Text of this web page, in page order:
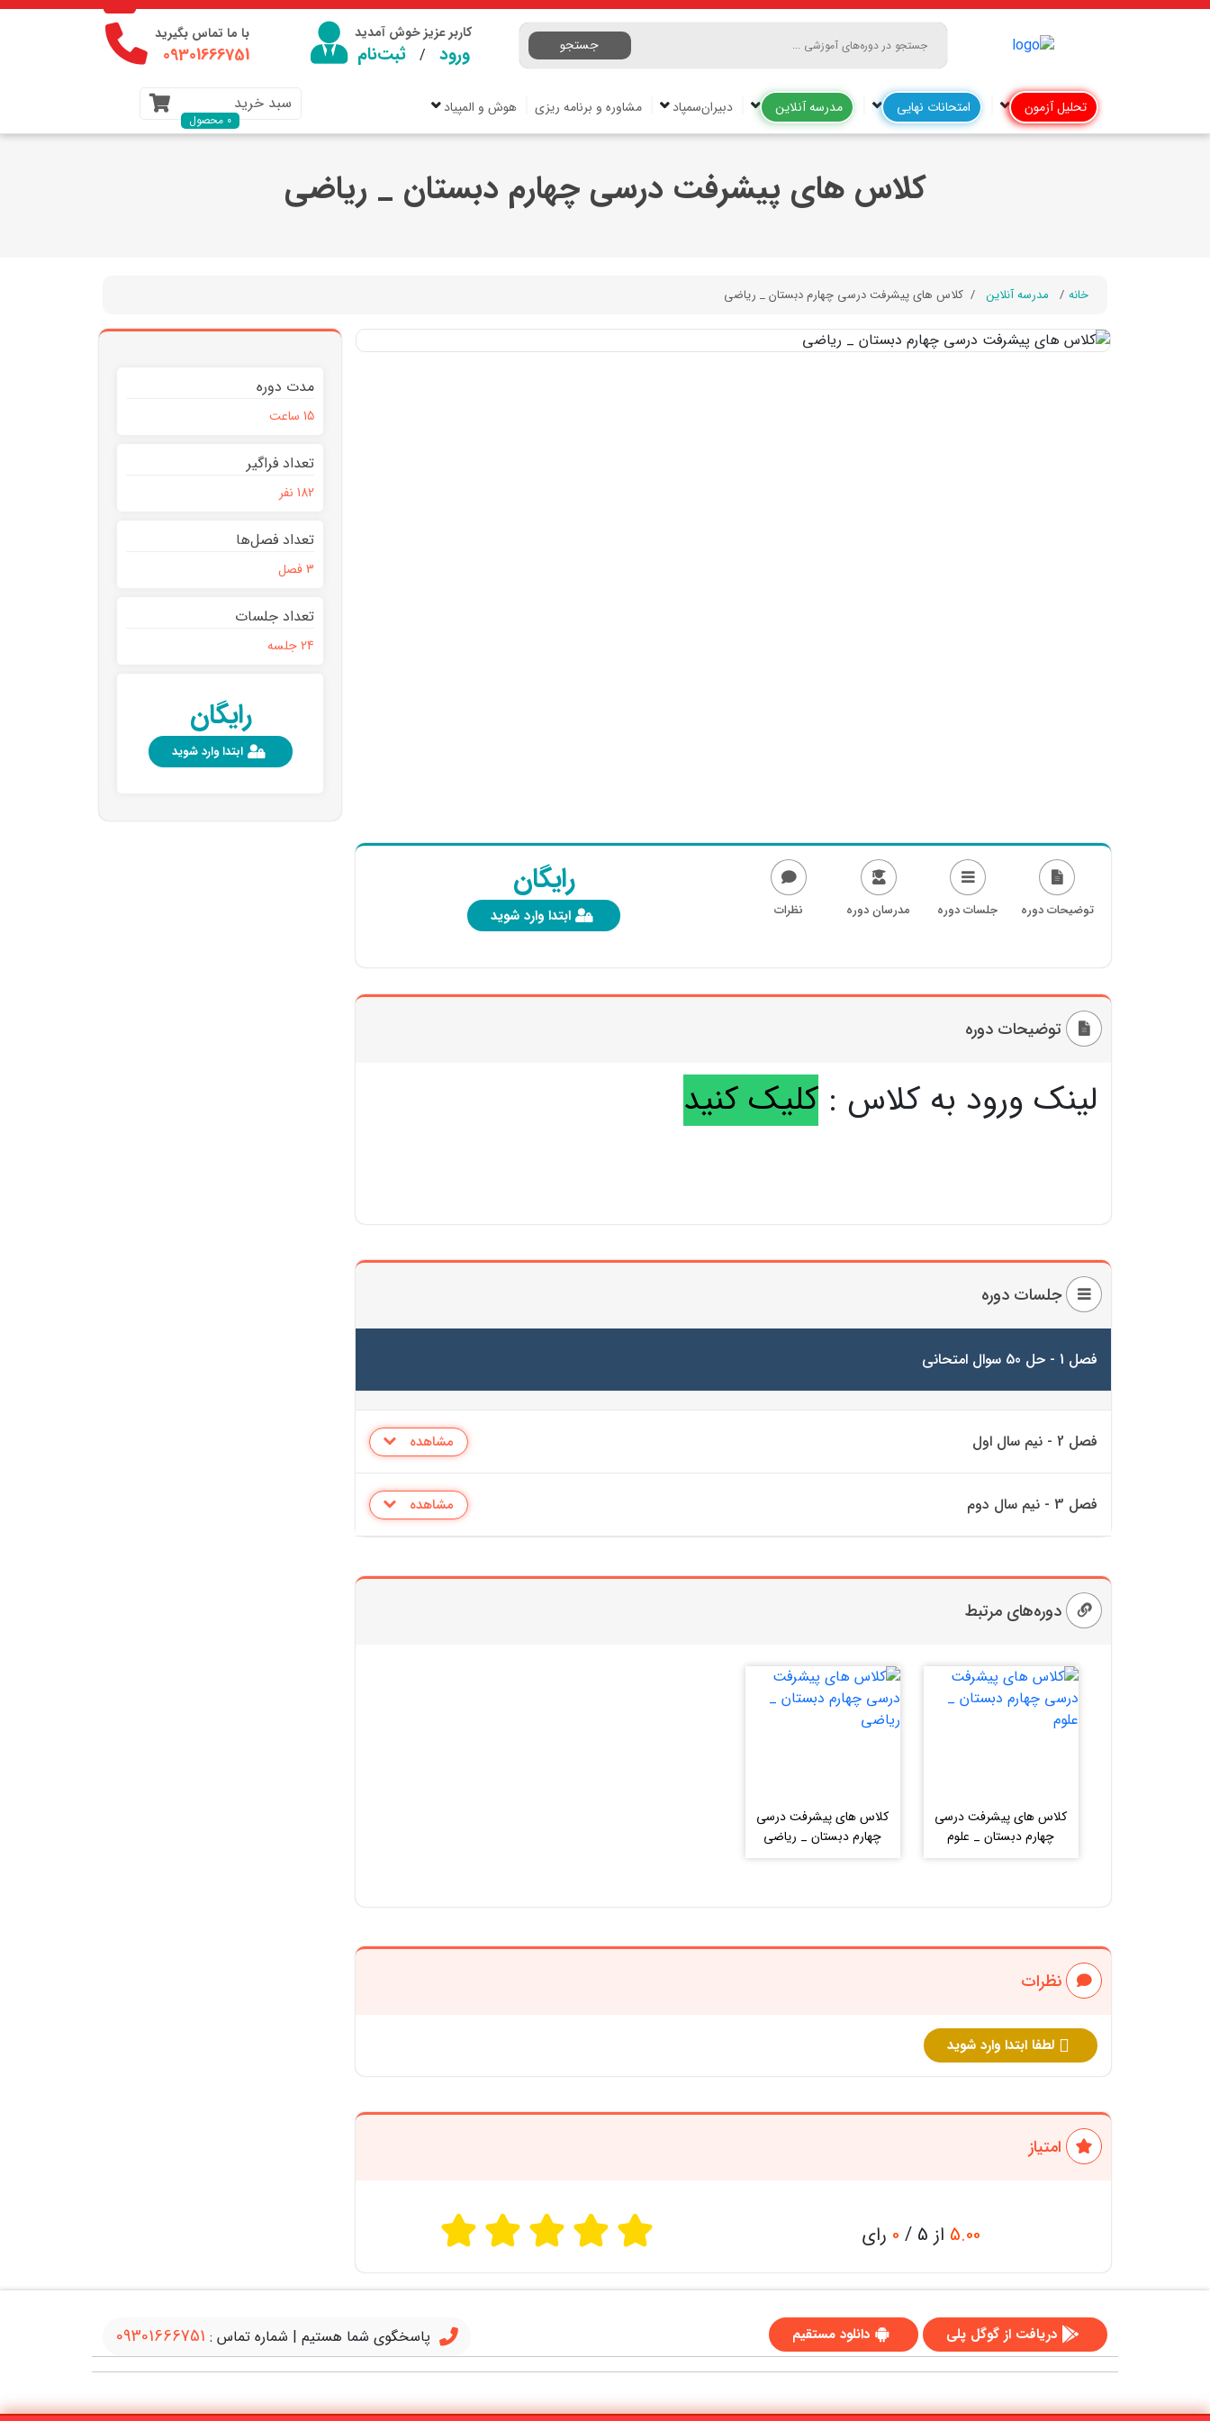
جستجو
کاربر عزیز خوش آمدید
ورود /ثبت‌نام
با ما تماس بگیرید
09301666751
تحلیل آزمون امتحانات نهایی مدرسه آنلاین دبیران‌سمپاد مشاوره و برنامه ریزی هوش و المپیاد سبد خرید
0 محصول
کلاس های پیشرفت درسی چهارم دبستان _ ریاضی
خانه مدرسه آنلاین کلاس های پیشرفت درسی چهارم دبستان _ ریاضی
مدت دوره
15 ساعت
تعداد فراگیر
182 نفر
تعداد فصل‌ها
3 فصل
تعداد جلسات
24 جلسه
رایگان
ابتدا وارد شوید
توضیحات دوره جلسات دوره مدرسان دوره نظرات
رایگان
ابتدا وارد شوید
توضیحات دوره
لینک ورود به کلاس : کلیک کنید
جلسات دوره
فصل 1 - حل 50 سوال امتحانی
فصل 2 - نیم سال اول مشاهده
فصل 3 - نیم سال دوم مشاهده
دوره‌های مرتبط
کلاس های پیشرفت درسی
چهارم دبستان _ علوم
کلاس های پیشرفت درسی
چهارم دبستان _ ریاضی
نظرات
لطفا ابتدا وارد شوید
امتیاز
5.00 از 5 / 0 رای
دریافت از گوگل پلی دانلود مستقیم پاسخگوی شما هستیم | شماره تماس : 09301666751